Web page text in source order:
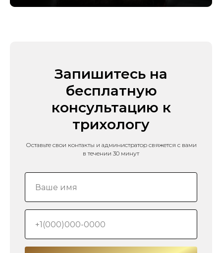
Запишитесь на
бесплатную
консультацию к
трихологу
Оставьте свои контакты и администратор свяжется с вами
в течении 30 минут